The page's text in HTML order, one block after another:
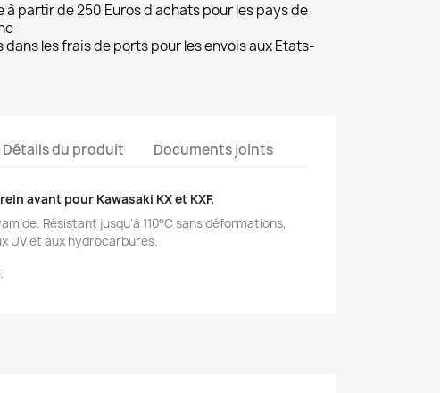
à partir de 250 Euros d'achats pour les pays de
dans les frais de ports pour les envois aux Etats-
Détails du produit Documents joints
avant pour Kawasaki KX et KXF.
Résistant jusqu'à 110°C sans déformations,
UV et aux hydrocarbures.